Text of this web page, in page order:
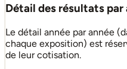
Détail des résultats par
Le détail année par année
chaque exposition) est
de leur cotisation.